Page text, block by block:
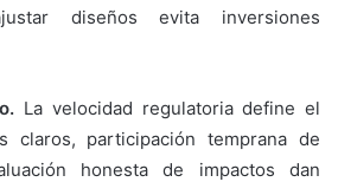
diseños evita inversiones
La velocidad regulatoria define el
claros, participación temprana de
honesta de impactos dan